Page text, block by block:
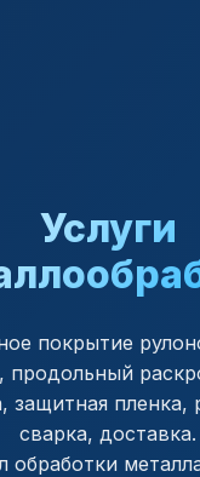
Услуги
покрытие
продольный
защитная пленка,
сварка, доставка.
обработки